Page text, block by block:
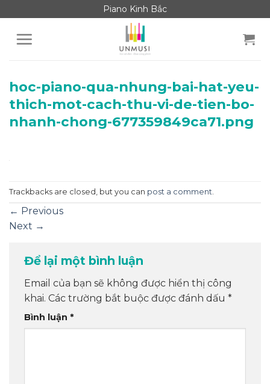
to
content
Piano Kinh Bắc
hoc-piano-qua-nhung-bai-hat-yeu-
thich-mot-cach-thu-vi-de-tien-bo-
nhanh-chong-677359849ca71.png
Trackbacks are closed, but you can post a comment
← Previous
Next →
Để lại một bình luận
Email của bạn sẽ không được hiển thị công
khai. Các trường bắt buộc được đánh dấu *
Bình luận *